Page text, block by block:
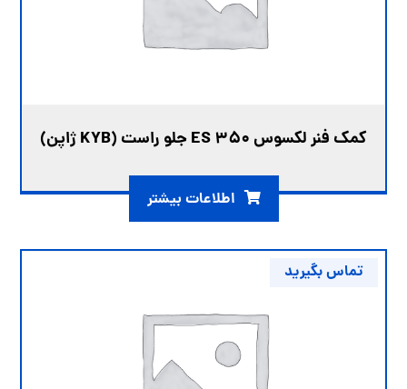
کمک فنر لکسوس ES 350 جلو راست (KYB ژاپن)
اطلاعات بیشتر
تماس بگیرید